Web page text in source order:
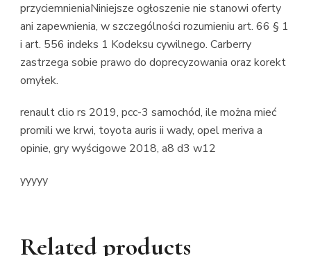
przyciemnieniaNiniejsze ogłoszenie nie stanowi oferty
ani zapewnienia, w szczególności rozumieniu art. 66 § 1
i art. 556 indeks 1 Kodeksu cywilnego. Carberry
zastrzega sobie prawo do doprecyzowania oraz korekt
omyłek.
renault clio rs 2019, pcc-3 samochód, ile można mieć
promili we krwi, toyota auris ii wady, opel meriva a
opinie, gry wyścigowe 2018, a8 d3 w12
yyyyy
Related products